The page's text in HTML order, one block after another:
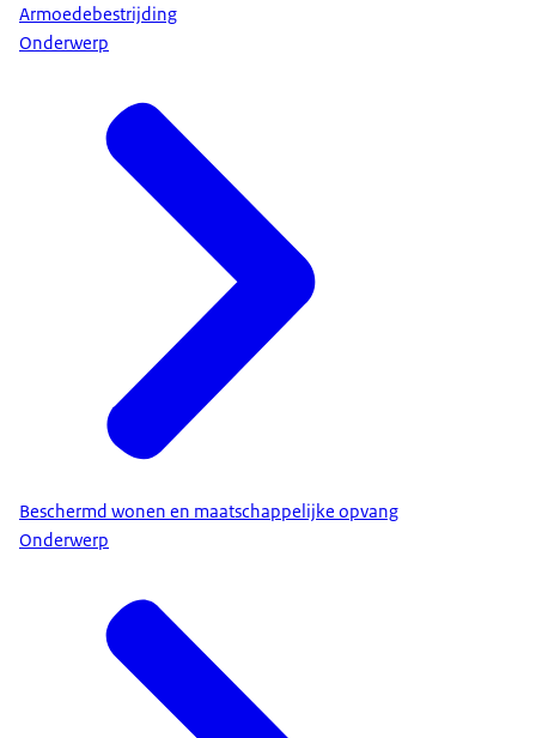
Armoedebestrijding
Onderwerp
Beschermd wonen en maatschappelijke opvang
Onderwerp